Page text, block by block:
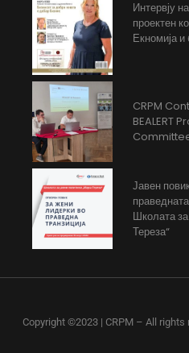
Интервју
проектен
Екномија и
CRPM
BEALERT
Јавен
Школата за
Тереза“
Copyright ©2023 | CRPM – All rights